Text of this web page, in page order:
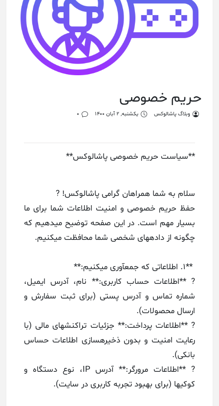
حریم خصوصی
وبلاگ پاشالوکس یکشنبه, 2 آبان 1400 0
**سیاست حریم خصوصی پاشالوکس**
سلام به شما همراهان گرامی پاشالوکس! ?
حفظ حریم خصوصی و امنیت اطلاعات شما برای ما
بسیار مهم است. در این صفحه توضیح میدهیم که
چگونه از دادههای شخصی شما محافظت میکنیم.
**۱. اطلاعاتی که جمعآوری میکنیم:**
? **اطلاعات حساب کاربری:** نام، آدرس ایمیل،
شماره تماس و آدرس پستی (برای ثبت سفارش و
ارسال محصولات).
? **اطلاعات پرداخت:** جزئیات تراکنشهای مالی (با
رعایت امنیت و بدون ذخیرهسازی اطلاعات حساس
بانکی).
? **اطلاعات مرورگر:** آدرس IP، نوع دستگاه و
کوکیها (برای بهبود تجربه کاربری در سایت).